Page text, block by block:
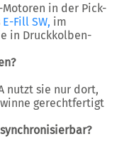
Motoren in der Pick-
E-Fill SW, im
in Druckkolben-
nutzt sie nur dort,
gerechtfertigt